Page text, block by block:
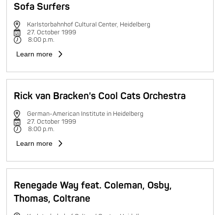
Sofa Surfers
Karlstorbahnhof Cultural Center, Heidelberg
27. October 1999
8:00 p.m.
Learn more
Rick van Bracken's Cool Cats Orchestra
German-American Institute in Heidelberg
27. October 1999
8:00 p.m.
Learn more
Renegade Way feat. Coleman, Osby,
Thomas, Coltrane